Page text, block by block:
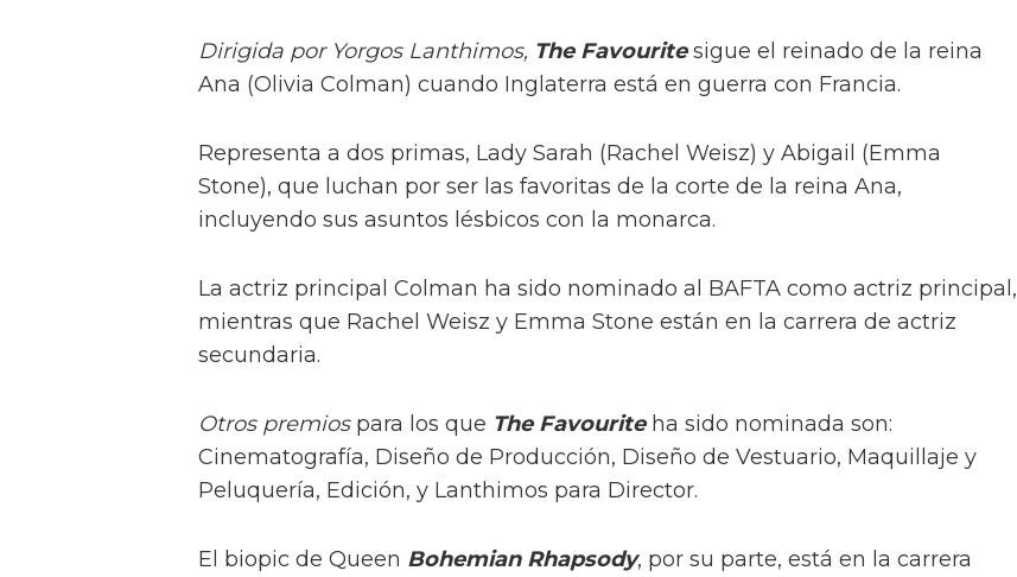
Dirigida por Yorgos Lanthimos, The Favouritesigue el reinado de la reina
Ana (Olivia Colman) cuando Inglaterra está en guerra con Francia.
Representa a dos primas, Lady Sarah (Rachel Weisz) y Abigail (Emma
Stone), que luchan por ser las favoritas de la corte de la reina Ana,
incluyendo sus asuntos lésbicos con la monarca.
La actriz principal Colman ha sido nominado al BAFTA como actriz principal,
mientras que Rachel Weisz y Emma Stone están en la carrera de actriz
secundaria.
Otros premios para los que The Favouriteha sido nominada son:
Cinematografía, Diseño de Producción, Diseño de Vestuario, Maquillaje y
Peluquería, Edición, y Lanthimos para Director.
El biopic de Queen Bohemian Rhapsody, por su parte, está en la carrera